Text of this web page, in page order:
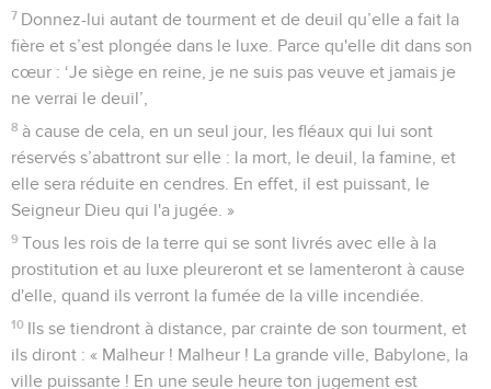
7 Donnez-lui autant de tourment et de deuil qu’elle a fait la
fière et s’est plongée dans le luxe. Parce qu'elle dit dans son
cœur : ‘Je siège en reine, je ne suis pas veuve et jamais je
ne verrai le deuil’,
8 à cause de cela, en un seul jour, les fléaux qui lui sont
réservés s’abattront sur elle : la mort, le deuil, la famine, et
elle sera réduite en cendres. En effet, il est puissant, le
Seigneur Dieu qui l'a jugée. »
9 Tous les rois de la terre qui se sont livrés avec elle à la
prostitution et au luxe pleureront et se lamenteront à cause
d'elle, quand ils verront la fumée de la ville incendiée.
10 Ils se tiendront à distance, par crainte de son tourment, et
ils diront : « Malheur ! Malheur ! La grande ville, Babylone, la
ville puissante ! En une seule heure ton jugement est